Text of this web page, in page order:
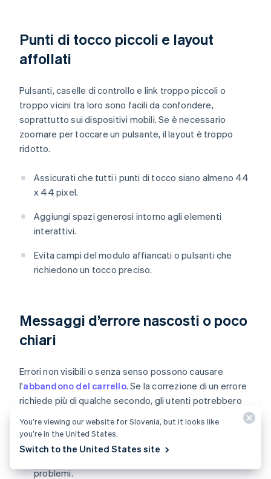
Punti di tocco piccoli e layout
affollati
Pulsanti, caselle di controllo e link troppo piccoli o
troppo vicini tra loro sono facili da confondere,
soprattutto sui dispositivi mobili. Se è necessario
zoomare per toccare un pulsante, il layout è troppo
ridotto.
Assicurati che tutti i punti di tocco siano almeno 44
x 44 pixel.
Aggiungi spazi generosi intorno agli elementi
interattivi.
Evita campi del modulo affiancati o pulsanti che
richiedono un tocco preciso.
Messaggi d’errore nascosti o poco
chiari
Errori non visibili o senza senso possono causare
l'abbandono del carrello. Se la correzione di un errore
richiede più di qualche secondo, gli utenti potrebbero
Convalida i campi in tempo reale e mostra i
problemi.
You’re viewing our website for Slovenia, but it looks like
you’re in the United States.
Switch to the United States site